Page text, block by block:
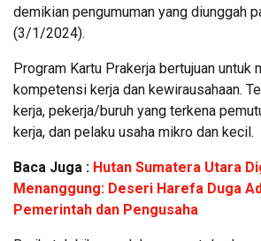
demikian pengumuman yang diunggah
(3/1/2024).
Program Kartu Prakerja bertujuan untuk
kompetensi kerja dan kewirausahaan.
kerja, pekerja/buruh yang terkena
kerja, dan pelaku usaha mikro dan kecil.
Baca Juga : Hutan Sumatera Utara
Menanggung: Deseri Harefa Duga
Pemerintah dan Pengusaha